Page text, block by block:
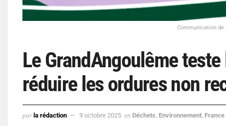
Communication
Le GrandAngoulême
réduire les ordures non
par la rédaction 9 octobre 2025 en Déchets Environnement France